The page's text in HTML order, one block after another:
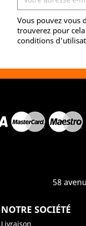
Vous pouvez vous
trouverez pour
conditions
58
NOTRE SOCIÉTÉ
Livraison